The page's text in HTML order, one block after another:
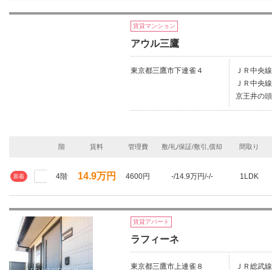
賃貸マンション
アウル三鷹
東京都三鷹市下連雀４
ＪＲ中央
ＪＲ中央
京王井の
階 賃料 管理費 敷/礼/保証/敷引,償却 間取り
新着 4階 14.9万円 4600円 -/14.9万円/-/- 1LDK
賃貸アパート
ラフィーネ
東京都三鷹市上連雀８
ＪＲ総武